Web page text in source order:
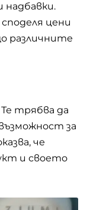
надбавки.
цени
различните
трябва да
за
че
и своето